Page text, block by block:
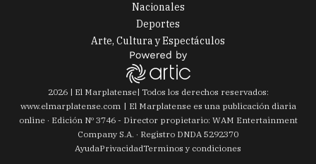
Nacionales
Deportes
Arte, Cultura y Espectáculos
2026| El Marplatense| Todos los derechos reservados:
www.elmarplatense.com
El Marplatense es una publicación diaria
online · Edición Nº 3746- Director propietario: WAM Entertainment
Company S.A. · Registro DNDA 5292370
AyudaPrivacidadTerminos y condiciones